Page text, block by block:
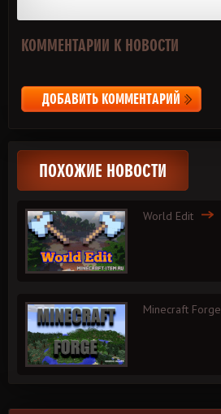
КОММЕНТАРИИ К НОВОСТИ
ДОБАВИТЬ КОММЕНТАРИЙ
ПОХОЖИЕ НОВОСТИ
World Edit
Minecraft Forge